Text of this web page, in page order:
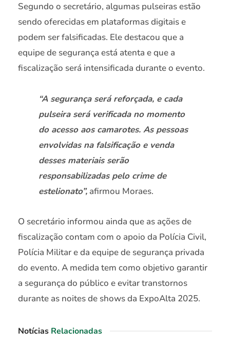
Segundo o secretário, algumas pulseiras estão
sendo oferecidas em plataformas digitais e
podem ser falsificadas. Ele destacou que a
equipe de segurança está atenta e que a
fiscalização será intensificada durante o evento.
“A segurança será reforçada, e cada
pulseira será verificada no momento
do acesso aos camarotes. As pessoas
envolvidas na falsificação e venda
desses materiais serão
responsabilizadas pelo crime de
estelionato”, afirmou Moraes.
O secretário informou ainda que as ações de
fiscalização contam com o apoio da Polícia Civil,
Polícia Militar e da equipe de segurança privada
do evento. A medida tem como objetivo garantir
a segurança do público e evitar transtornos
durante as noites de shows da ExpoAlta 2025.
Notícias Relacionadas